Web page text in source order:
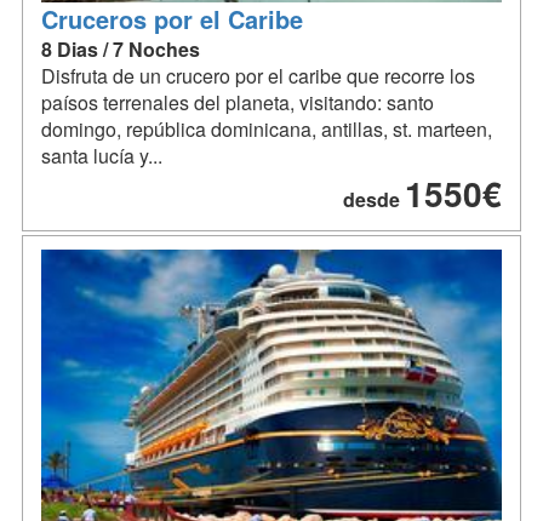
Cruceros por el Caribe
8 Dias / 7 Noches
Disfruta de un crucero por el caribe que recorre los
paísos terrenales del planeta, visitando: santo
domingo, república dominicana, antillas, st. marteen,
santa lucía y...
desde 1550€